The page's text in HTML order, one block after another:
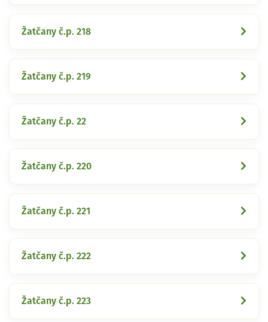
Žatčany č.p. 218
Žatčany č.p. 219
Žatčany č.p. 22
Žatčany č.p. 220
Žatčany č.p. 221
Žatčany č.p. 222
Žatčany č.p. 223